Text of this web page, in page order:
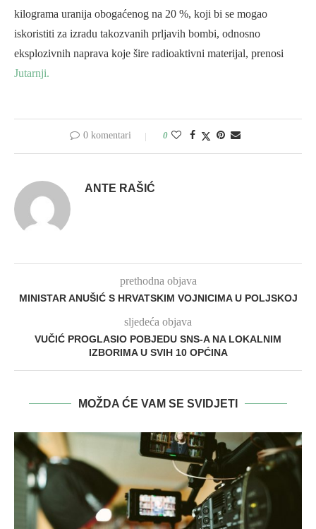
kilograma uranija obogaćenog na 20 %, koji bi se mogao
iskoristiti za izradu takozvanih prljavih bombi, odnosno
eksplozivnih naprava koje šire radioaktivni materijal, prenosi
Jutarnji.
0 komentari 0
ANTE RAŠIĆ
prethodna objava
MINISTAR ANUŠIĆ S HRVATSKIM VOJNICIMA U POLJSKOJ
sljedeća objava
VUČIĆ PROGLASIO POBJEDU SNS-A NA LOKALNIM
IZBORIMA U SVIH 10 OPĆINA
MOŽDA ĆE VAM SE SVIDJETI